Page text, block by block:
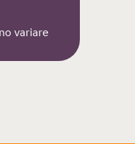
variare